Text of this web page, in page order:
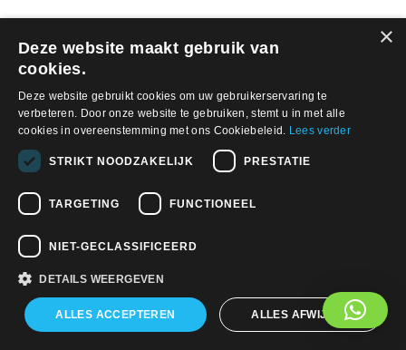
© 2026, APWireless Belgium BVBA
Privacybeleid
Find us on:
Facebook YouTube
×
Deze website maakt gebruik van
cookies.
Deze website gebruikt cookies om uw gebruikerservaring te
verbeteren. Door onze website te gebruiken, stemt u in met alle
cookies in overeenstemming met ons Cookiebeleid. Lees verder
STRIKT NOODZAKELIJK PRESTATIE
TARGETING FUNCTIONEEL
NIET-GECLASSIFICEERD
DETAILS WEERGEVEN
ALLES ACCEPTEREN ALLES AFWIJZEN